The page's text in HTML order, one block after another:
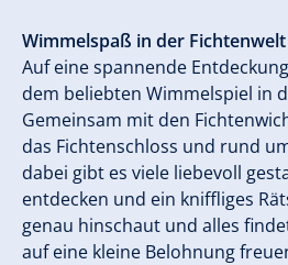
Wimmelspaß in der Fichtenwelt
Auf eine spannende
dem beliebten Wimmelspiel in
Gemeinsam mit den
das Fichtenschloss und rund
dabei gibt es viele liebevoll
entdecken und ein kniffliges
genau hinschaut und alles
auf eine kleine Belohnung